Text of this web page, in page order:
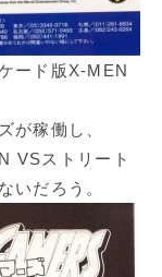
ード版X-MEN
が稼働し、
VSストリート
いだろう。